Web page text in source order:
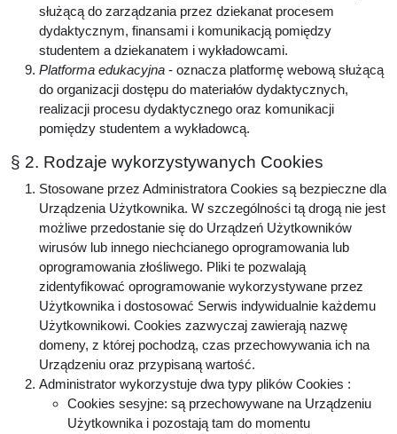
służącą do zarządzania przez dziekanat procesem
dydaktycznym, finansami i komunikacją pomiędzy
studentem a dziekanatem i wykładowcami.
Platforma edukacyjna - oznacza platformę webową służącą
do organizacji dostępu do materiałów dydaktycznych,
realizacji procesu dydaktycznego oraz komunikacji
pomiędzy studentem a wykładowcą.
§ 2. Rodzaje wykorzystywanych Cookies
Stosowane przez Administratora Cookies są bezpieczne dla
Urządzenia Użytkownika. W szczególności tą drogą nie jest
możliwe przedostanie się do Urządzeń Użytkowników
wirusów lub innego niechcianego oprogramowania lub
oprogramowania złośliwego. Pliki te pozwalają
zidentyfikować oprogramowanie wykorzystywane przez
Użytkownika i dostosować Serwis indywidualnie każdemu
Użytkownikowi. Cookies zazwyczaj zawierają nazwę
domeny, z której pochodzą, czas przechowywania ich na
Urządzeniu oraz przypisaną wartość.
Administrator wykorzystuje dwa typy plików Cookies :
Cookies sesyjne: są przechowywane na Urządzeniu
Użytkownika i pozostają tam do momentu